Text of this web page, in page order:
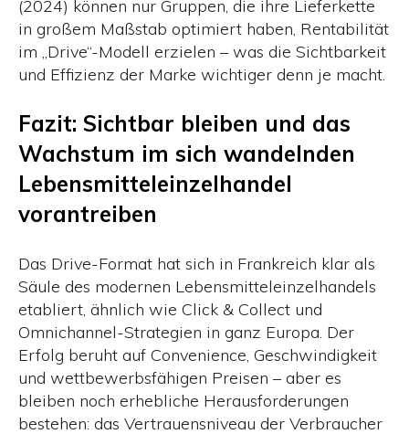
(2024) können nur Gruppen, die ihre Lieferkette
in großem Maßstab optimiert haben, Rentabilität
im „Drive“-Modell erzielen – was die Sichtbarkeit
und Effizienz der Marke wichtiger denn je macht.
Fazit: Sichtbar bleiben und das
Wachstum im sich wandelnden
Lebensmitteleinzelhandel
vorantreiben
Das Drive-Format hat sich in Frankreich klar als
Säule des modernen Lebensmitteleinzelhandels
etabliert, ähnlich wie Click & Collect und
Omnichannel-Strategien in ganz Europa. Der
Erfolg beruht auf Convenience, Geschwindigkeit
und wettbewerbsfähigen Preisen – aber es
bleiben noch erhebliche Herausforderungen
bestehen: das Vertrauensniveau der Verbraucher